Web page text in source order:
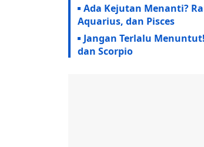
Ada Kejutan Menanti?
Aquarius, dan Pisces
Jangan Terlalu
dan Scorpio